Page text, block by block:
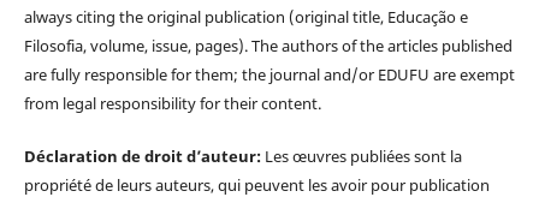
always citing the original publication (original title, Educação e
Filosofia, volume, issue, pages). The authors of the articles published
are fully responsible for them; the journal and/or EDUFU are exempt
from legal responsibility for their content.
Déclaration de droit d’auteur: Les œuvres publiées sont la
propriété de leurs auteurs, qui peuvent les avoir pour publication